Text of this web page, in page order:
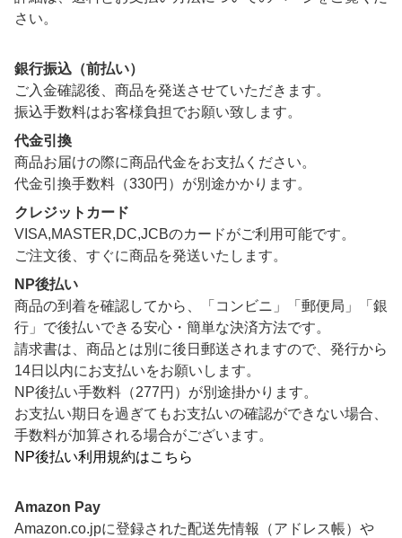
さい。
銀行振込（前払い）
ご入金確認後、商品を発送させていただきます。
振込手数料はお客様負担でお願い致します。
代金引換
商品お届けの際に商品代金をお支払ください。
代金引換手数料（330円）が別途かかります。
クレジットカード
VISA,MASTER,DC,JCBのカードがご利用可能です。
ご注文後、すぐに商品を発送いたします。
NP後払い
商品の到着を確認してから、「コンビニ」「郵便局」「銀
行」で後払いできる安心・簡単な決済方法です。
請求書は、商品とは別に後日郵送されますので、発行から
14日以内にお支払いをお願いします。
NP後払い手数料（277円）が別途掛かります。
お支払い期日を過ぎてもお支払いの確認ができない場合、
手数料が加算される場合がございます。
NP後払い利用規約はこちら
Amazon Pay
Amazon.co.jpに登録された配送先情報（アドレス帳）や